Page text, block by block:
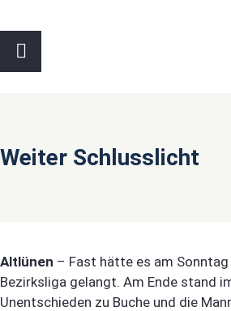
Weiter Schlusslicht
Altlünen – Fast hätte es am
Bezirksliga gelangt. Am Ende stand
Unentschieden zu Buche und die